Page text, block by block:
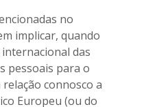
no
implicar, quando
das
pessoais para o
connosco a
Europeu (ou do